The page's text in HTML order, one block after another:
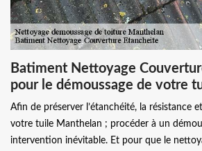
Batiment Nettoyage
pour le démoussage de votre
Afin de préserver l’étanchéité, la résistance
votre tuile Manthelan ; procéder à un
intervention inévitable. Et pour que le